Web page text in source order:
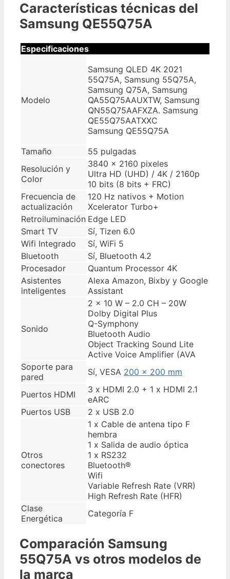
Características técnicas del
Samsung QE55Q75A
Especificaciones
Modelo
Samsung QLED 4K 2021
55Q75A, Samsung 55Q75A,
Samsung Q75A, Samsung
QA55Q75AAUXTW, Samsung
QN55Q75AAFXZA. Samsung
QE55Q75AATXXC
Samsung QE55Q75A
Tamaño
55 pulgadas
Resolución y
Color
3840 x 2160 pixeles
Ultra HD (UHD) / 4K / 2160p
10 bits (8 bits + FRC)
Frecuencia de
actualización
120 Hz nativos + Motion
Xcelerator Turbo+
Retroiluminación Edge LED
Smart TV
Sí, Tizen 6.0
Wifi Integrado
Sí, WiFi 5
Bluetooth
Sí, Bluetooth 4.2
Procesador
Quantum Processor 4K
Asistentes
inteligentes
Alexa Amazon, Bixby y Google
Assistant
Sonido
2 x 10 W – 2.0 CH – 20W
Dolby Digital Plus
Q-Symphony
Bluetooth Audio
Object Tracking Sound Lite
Active Voice Amplifier (AVA
Soporte para
pared
Sí, VESA 200 x 200 mm
Puertos HDMI
3 x HDMI 2.0 + 1 x HDMI 2.1
eARC
Puertos USB
2 x USB 2.0
Otros
conectores
1 x Cable de antena tipo F
hembra
1 x Salida de audio óptica
1 x RS232
Bluetooth®
Wifi
Variable Refresh Rate (VRR)
High Refresh Rate (HFR)
Clase
Energética
Categoría F
Comparación Samsung
55Q75A vs otros modelos de
la marca